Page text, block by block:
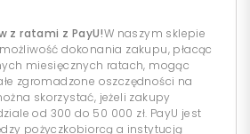
z ratami z PayU!W naszym sklepie
dokonania zakupu, płacąc
miesięcznych ratach, mogąc
zgromadzone oszczędności na
skorzystać, jeżeli zakupy
od 300 do 50 000 zł. PayU jest
pożyczkobiorcą a instytucją